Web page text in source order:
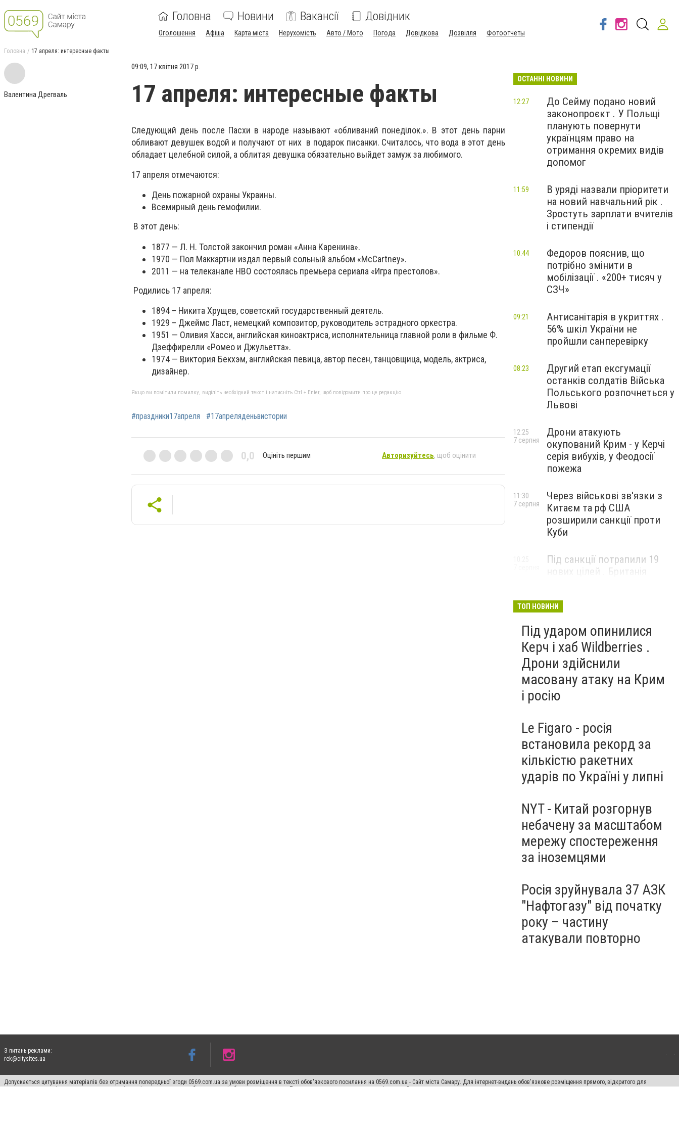
Головна Новини Вакансії Довідник
Оголошення Афіша Карта міста Нерухомість Авто / Мото Погода Довідкова Дозвілля Фотоотчеты
Головна 17 апреля: интересные факты
Валентина Дрегваль
09:09, 17 квітня 2017 р.
17 апреля: интересные факты
Следующий день после Пасхи в народе называют «обливаний понеділок.». В этот день парни
обливают девушек водой и получают от них в подарок писанки. Считалось, что вода в этот день
обладает целебной силой, а облитая девушка обязательно выйдет замуж за любимого.
17 апреля отмечаются:
День пожарной охраны Украины.
Всемирный день гемофилии.
В этот день:
1877 — Л. Н. Толстой закончил роман «Анна Каренина».
1970 — Пол Маккартни издал первый сольный альбом «McCartney».
2011 — на телеканале HBO состоялась премьера сериала «Игра престолов».
Родились 17 апреля:
1894 – Никита Хрущев, советский государственный деятель.
1929 – Джеймс Ласт, немецкий композитор, руководитель эстрадного оркестра.
1951 — Оливия Хасси, английская киноактриса, исполнительница главной роли в фильме Ф.
Дзеффирелли «Ромео и Джульетта».
1974 — Виктория Бекхэм, английская певица, автор песен, танцовщица, модель, актриса,
дизайнер.
Якщо ви помітили помилку, виділіть необхідний текст і натисніть Ctrl + Enter, щоб повідомити про це редакцію
#праздники17апреля #17апреляденьвистории
0,0 Оцініть першим Авторизуйтесь, щоб оцінити
ОСТАННІ НОВИНИ
До Сейму подано новий
законопроєкт . У Польщі
планують повернути
українцям право на
отримання окремих видів
допомог
12:27
В уряді назвали пріоритети
на новий навчальний рік .
Зростуть зарплати вчителів
і стипендії
11:59
Федоров пояснив, що
потрібно змінити в
мобілізації . «200+ тисяч у
СЗЧ»
10:44
Антисанітарія в укриттях .
56% шкіл України не
пройшли санперевірку
09:21
Другий етап ексгумації
останків солдатів Війська
Польського розпочнеться у
Львові
08:23
Дрони атакують
окупований Крим - у Керчі
серія вибухів, у Феодосії
пожежа
12:25
7 серпня
Через військові зв'язки з
Китаєм та рф США
розширили санкції проти
Куби
11:30
7 серпня
Під санкції потрапили 19
нових цілей . Британія
ТОП НОВИНИ
Під ударом опинилися
Керч і хаб Wildberries .
Дрони здійснили
масовану атаку на Крим
і росію
Le Figaro - росія
встановила рекорд за
кількістю ракетних
ударів по Україні у липні
NYT - Китай розгорнув
небачену за масштабом
мережу спостереження
за іноземцями
Росія зруйнувала 37 АЗК
"Нафтогазу" від початку
року – частину
атакували повторно
З питань реклами:
rek@citysites.ua
Допускається цитування матеріалів без отримання попередньої згоди 0569.com.ua за умови розміщення в тексті обов'язкового посилання на 0569.com.ua - Сайт міста Самару. Для інтернет-видань обов'язкове розміщення прямого, відкритого для
пошукових систем гіперпосилання на цитовані статті не нижче другого абзацу в тексті або в якості джерела. Порушення виняткових прав переслідується Законом.